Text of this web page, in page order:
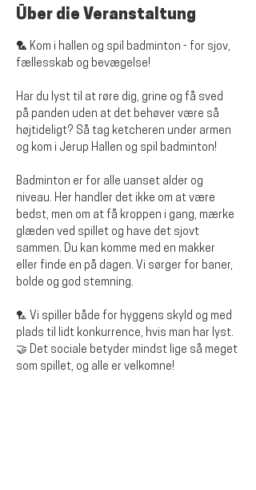
Über die Veranstaltung
🏸 Kom i hallen og spil badminton - for sjov,
fællesskab og bevægelse!
Har du lyst til at røre dig, grine og få sved
på panden uden at det behøver være så
højtideligt? Så tag ketcheren under armen
og kom i Jerup Hallen og spil badminton!
Badminton er for alle uanset alder og
niveau. Her handler det ikke om at være
bedst, men om at få kroppen i gang, mærke
glæden ved spillet og have det sjovt
sammen. Du kan komme med en makker
eller finde en på dagen. Vi sørger for baner,
bolde og god stemning.
🏸 Vi spiller både for hyggens skyld og med
plads til lidt konkurrence, hvis man har lyst.
🤝 Det sociale betyder mindst lige så meget
som spillet, og alle er velkomne!